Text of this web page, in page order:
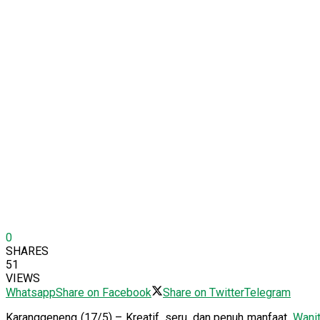
0
SHARES
51
VIEWS
WhatsappShare on Facebook Share on TwitterTelegram